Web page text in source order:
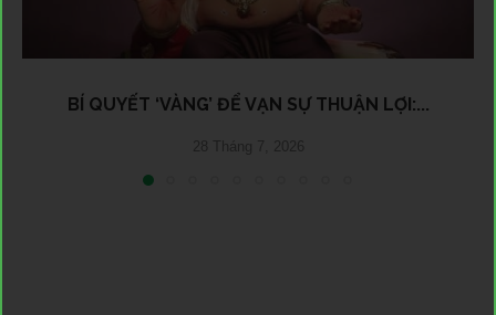
BÍ QUYẾT ‘VÀNG’ ĐỂ VẠN SỰ THUẬN LỢI:...
28 Tháng 7, 2026